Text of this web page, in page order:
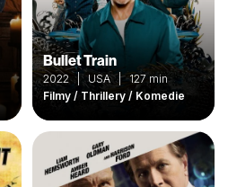
Bullet Train
2022 | USA | 127 min
Filmy / Thrillery / Komedie